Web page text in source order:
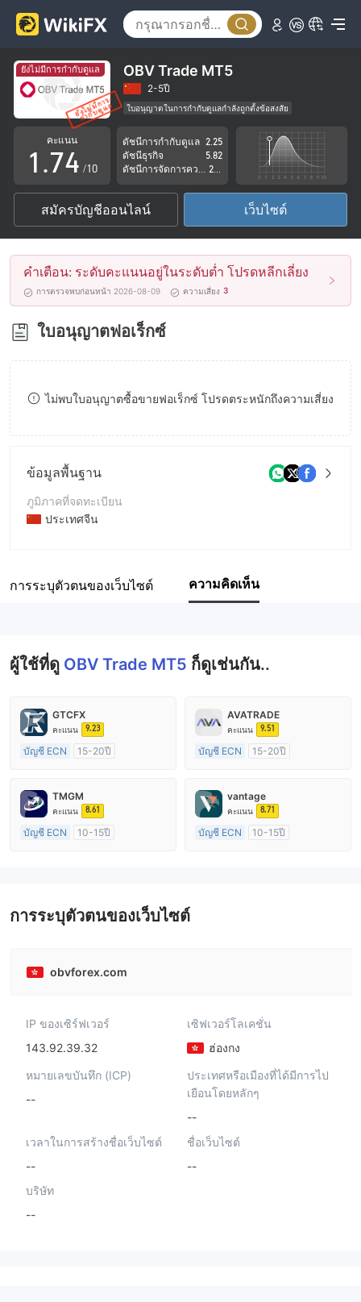
ยังไม่มีการกำกับดูแล OBV Trade MT5
2-5ปี
ใบอนุญาตในการกำกับดูแลกำลังถูกตั้งข้อสงสัย
กลุ่มธุรกิจที่ต้องสงสัย
ระวังความเสี่ยงอันตรายที่อาจจะซ่อนอยู่
คะแนน
0
1
2
3
4
5
6
7
8
.
3
4
5
6
7
8
9
0
1
2
3
4
5
6
7
8
9
/10
ดัชนีการกำกับดูแล 2.25
ดัชนีธุรกิจ
5.82
สมัครบัญชีออนไลน์ เว็บไซต์
คำเตือน: ระดับคะแนนอยู่ในระดับต่ำ โปรดหลีกเลี่ยง
การตรวจพบก่อนหน้า 2026-08-09 ความเสี่ยง 3
ใบอนุญาตฟอเร็กซ์
ไม่พบใบอนุญาตซื้อขายฟอเร็กซ์ โปรดตระหนักถึงความเสี่ยง
ข้อมูลพื้นฐาน
ภูมิภาคที่จดทะเบียน
ประเทศจีน
ชื่อบริษัท
การระบุตัวตนของเว็บไซต์ ความคิดเห็น
ผู้ใช้ที่ดู OBV Trade MT5 ก็ดูเช่นกัน..
GTCFX
คะแนน 9.23
บัญชี ECN
15-20ปี
ใบอนุญาต MT4 แบบเต็ม
AVATRADE
คะแนน 9.51
บัญชี ECN
15-20ปี
ใบอนุญาต MT4 แบบเต็ม
TMGM
คะแนน 8.61
บัญชี ECN
10-15ปี
vantage
คะแนน 8.71
บัญชี ECN
10-15ปี
การระบุตัวตนของเว็บไซต์
obvforex.com
IP ของเซิร์ฟเวอร์
143.92.39.32
เซิฟเวอร์โลเคชั่น
ฮ่องกง
หมายเลขบันทึก (ICP)
--
ประเทศหรือเมืองที่ได้มีการไป
เยือนโดยหลักๆ
--
เวลาในการสร้างชื่อเว็บไซต์
--
ชื่อเว็บไซต์
--
บริษัท
--